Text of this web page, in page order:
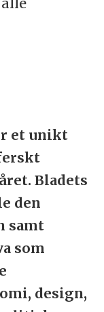
et unikt
Bladets
den
samt
som
design,